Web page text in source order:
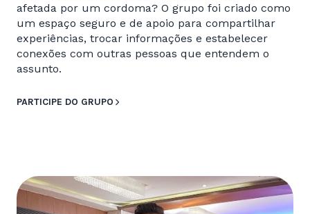
afetada por um cordoma? O grupo foi criado como
um espaço seguro e de apoio para compartilhar
experiências, trocar informações e estabelecer
conexões com outras pessoas que entendem o
assunto.
PARTICIPE DO GRUPO